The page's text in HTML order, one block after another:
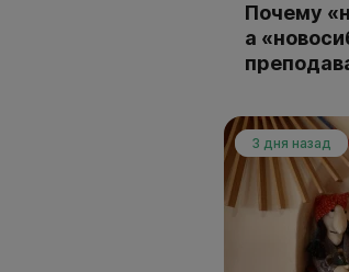
Почему
а
3 дня назад